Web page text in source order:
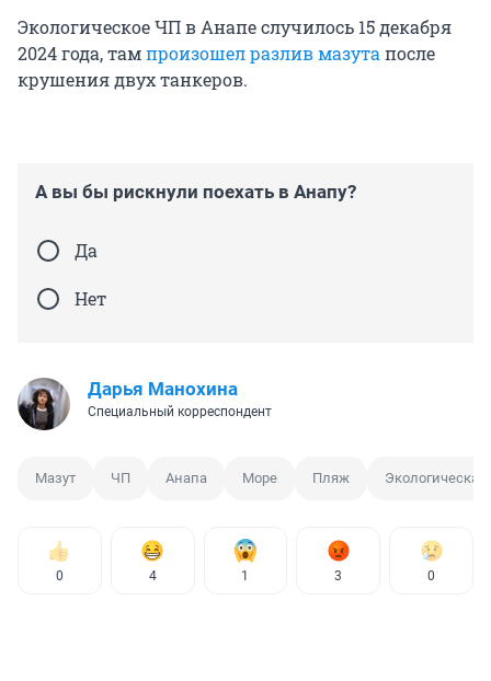
Экологическое ЧП в Анапе случилось 15 декабря
2024 года, тампроизошел разлив мазута после
крушения двух танкеров.
А вы бы рискнули поехать в Анапу?
Да
Нет
Дарья Манохина
Специальный корреспондент
Мазут ЧП Анапа Море Пляж Экологическая
0 4 1 3 0